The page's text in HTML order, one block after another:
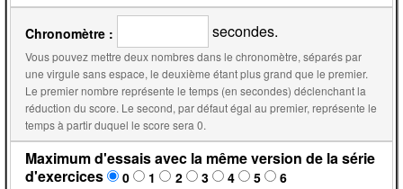
Chronomètre : secondes.
Vous pouvez mettre deux nombres dans le chronomètre, séparés par
une virgule sans espace, le deuxième étant plus grand que le premier.
Le premier nombre représente le temps (en secondes) déclenchant la
réduction du score. Le second, par défaut égal au premier, représente le
temps à partir duquel le score sera 0.
Maximum d'essais avec la même version de la série
d'exercices
0 1 2 3 4 5 6